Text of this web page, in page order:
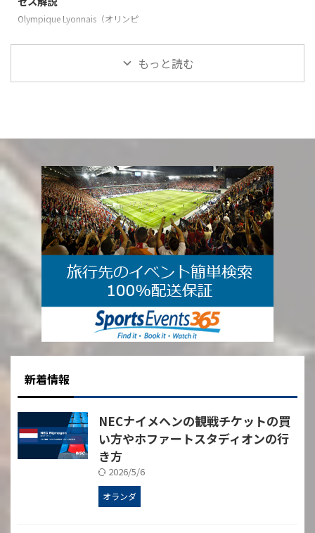
ラブ基本情報 名称 Olympique de
Marseille（オランピック・ドゥ・
ク・マルセイユ） 創設年 1899年
称・略称 Le ...
Olympique Lyonnais（オリンピ
とめたページです。クラブ名称や
創設年や愛称などの基本情報、ホ
クラブ基本情報 名称 Olympique
Lyonnais（オリンピック・リヨ
ン） 創設年 1950年 愛称・略称
Les Gones（レ・ゴーンズ ...
もっと読む
新着情報
NECナイメヘンの観戦チケットの買
い方やホファートスタディオンの行
き方
2026/5/6
オランダ